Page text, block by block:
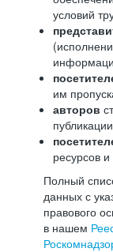
условий
им
авторов
ресурсов
Полный
данных с
правового
в нашем